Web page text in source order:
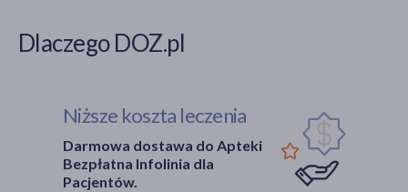
Dlaczego DOZ.pl
Niższe koszta leczenia
Darmowa dostawa do Apteki
Bezpłatna Infolinia dla
Pacjentów.